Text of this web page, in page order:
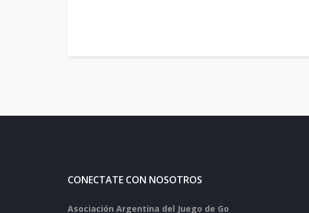
CONECTATE CON NOSOTROS
Asociación Argentina del Juego de Go